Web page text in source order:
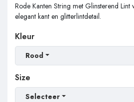
Rode Kanten String met Glinsterend Lint
elegant kant en glitterlintdetail.
Kleur
Rood
Size
Selecteer